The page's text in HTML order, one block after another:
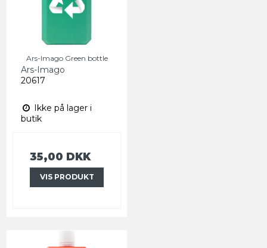
Ars-Imago Green bottle
Ars-Imago
20617
Ikke på lager i
butik
35,00 DKK
VIS PRODUKT